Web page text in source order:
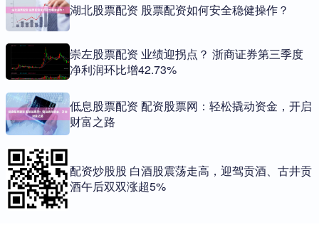
湖北股票配资 股票配资如何安全稳健操作？
崇左股票配资 业绩迎拐点？ 浙商证券第三季度
净利润环比增42.73%
低息股票配资 配资股票网：轻松撬动资金，开启
财富之路
配资炒股股 白酒股震荡走高，迎驾贡酒、古井贡
酒午后双双涨超5%